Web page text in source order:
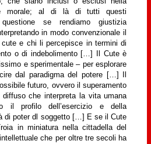
morale; al di là di tutti questi
se rendiamo giustizia
in modo convenzionale il
e chi li percepisce in termini di
o di indebolimento […] Il Cute è
e sperimentale – per esplorare
dal paradigma del potere […] Il
futuro, ovvero il superamento
diffuso che interpreta la vita umana
il profilo dell’esercizio e della
di poter dl soggetto […] E se il Cute
in miniatura nella cittadella del
che per oltre tre secoli ha